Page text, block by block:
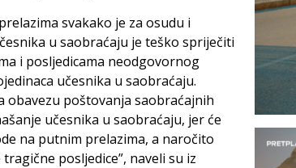
svakako je za osudu i
u saobraćaju je teško spriječiti
i posljedicama neodgovornog
učesnika u saobraćaju.
poštovanja saobraćajnih
učesnika u saobraćaju, jer će
na putnim prelazima, a naročito
posljedice”, naveli su iz